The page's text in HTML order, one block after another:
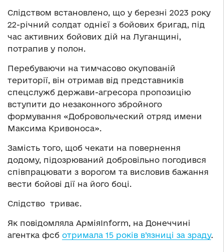
Слідством встановлено, що у березні 2023 року
22-річний солдат однієї з бойових бригад, під
час активних бойових дій на Луганщині,
потрапив у полон.
Перебуваючи на тимчасово окупованій
території, він отримав від представників
спецслужб держави-агресора пропозицію
вступити до незаконного збройного
формування «Добровольческий отряд имени
Максима Кривоноса».
Замість того, щоб чекати на повернення
додому, підозрюваний добровільно погодився
співпрацювати з ворогом та висловив бажання
вести бойові дії на його боці.
Слідство триває.
Як повідомляла АрміяInform, на Донеччині
агентка фсб отримала 15 років в’язниці за зраду.